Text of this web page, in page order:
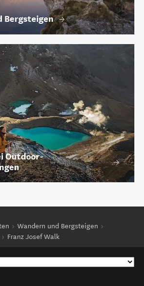
Bergsteigen
Outdoor-
Wandern und Bergsteigen
Franz Josef Walk